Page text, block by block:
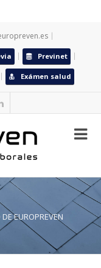
Previnet
Exámen salud
EUROPREVEN